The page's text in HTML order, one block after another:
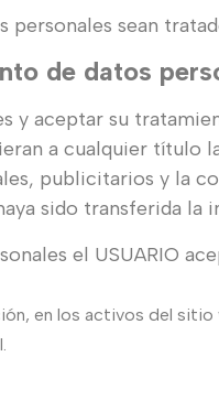
personales sean
de datos
aceptar su
a cualquier título
publicitarios y la
sido transferida
el USUARIO
en los activos del sitio